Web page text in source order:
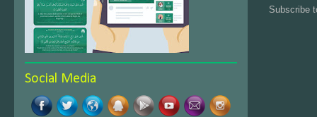
Subscribe
Social Media